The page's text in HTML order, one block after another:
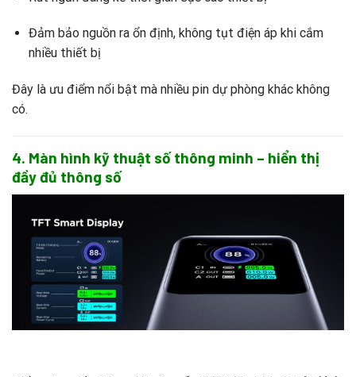
Đảm bảo nguồn ra ổn định, không tụt điện áp khi cắm
nhiều thiết bị
Đây là ưu điểm nổi bật mà nhiều pin dự phòng khác không
có.
4. Màn hình kỹ thuật số thông minh – hiển thị
đầy đủ thông số